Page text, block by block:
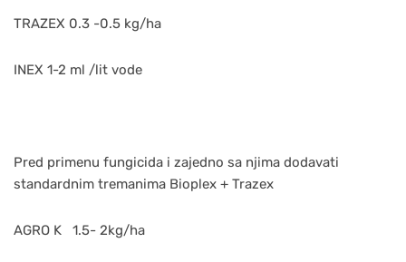
TRAZEX 0.3 -0.5 kg/ha
INEX 1-2 ml /lit vode
Pred primenu fungicida i zajedno sa njima dodavati
standardnim tremanima Bioplex + Trazex
AGRO K 1.5- 2kg/ha